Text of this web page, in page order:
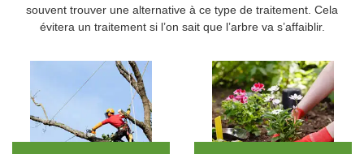
souvent trouver une alternative à ce type de traitement. Cela
évitera un traitement si l’on sait que l’arbre va s’affaiblir.